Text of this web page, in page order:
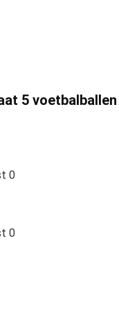
5 voetbalballen
0
0